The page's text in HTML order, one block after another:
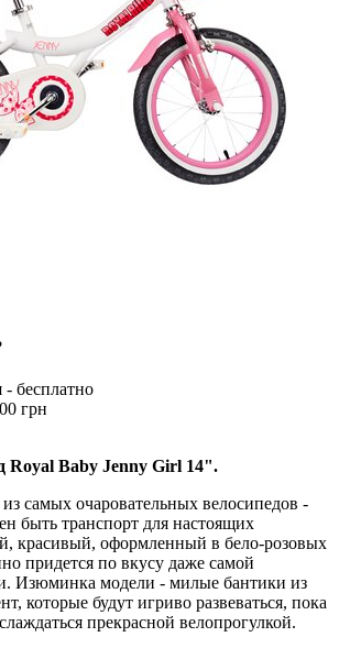
бесплатно
грн
Royal Baby Jenny Girl 14".
самых очаровательных велосипедов -
быть транспорт для настоящих
красивый, оформленный в бело-розовых
придется по вкусу даже самой
Изюминка модели - милые бантики из
которые будут игриво развеваться, пока
прекрасной велопрогулкой.